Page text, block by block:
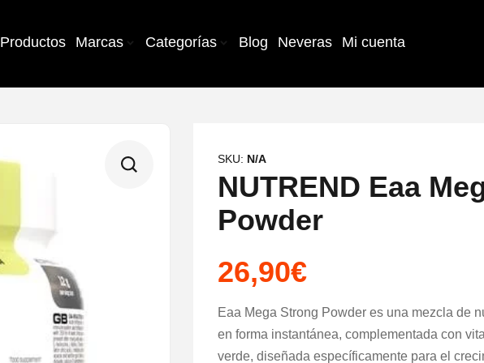
Productos Marcas Categorías Blog Neveras Mi cuenta
SKU: N/A
NUTREND Eaa
Powder
26,90€
Eaa Mega Strong Powder es una mezcla de
en forma instantánea, complementada con
verde, diseñada específicamente para el